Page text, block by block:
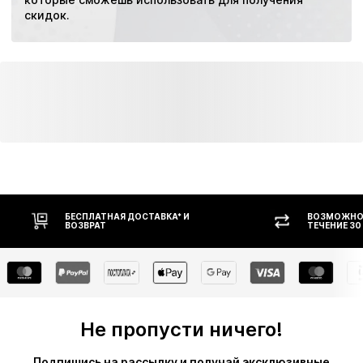
скидок.
БЕСПЛАТНАЯ ДОСТАВКА* И
ВОЗВРАТ
ТЕЧЕНИЕ
Не пропусти ничего!